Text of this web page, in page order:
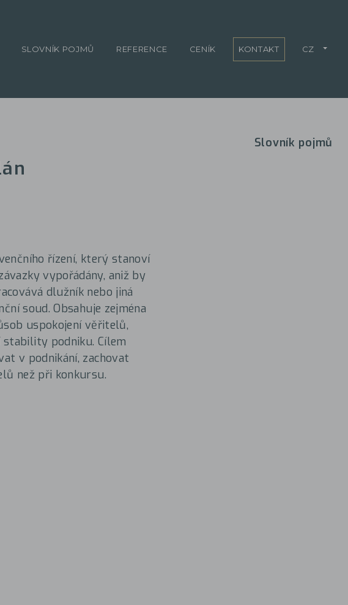
Slovník pojmů
řízení, který stanoví
vypořádány, aniž by
dlužník nebo jiná
soud. Obsahuje zejména
uspokojení věřitelů,
podniku. Cílem
v podnikání, zachovat
než při konkursu.
SLOVNÍK POJMŮ REFERENCE CENÍK KONTAKT CZ